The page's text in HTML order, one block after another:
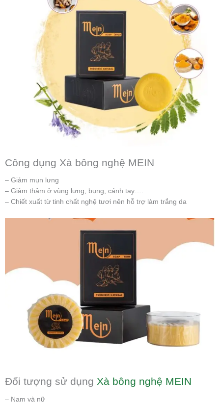
Công dụng Xà bông nghệ MEIN
– Giảm mụn lưng
– Giảm thâm ở vùng lưng, bụng, cánh tay….
– Chiết xuất từ tinh chất nghệ tươi nên hỗ trợ làm trắng da
Đối tượng sử dụng Xà bông nghệ MEIN
– Nam và nữ